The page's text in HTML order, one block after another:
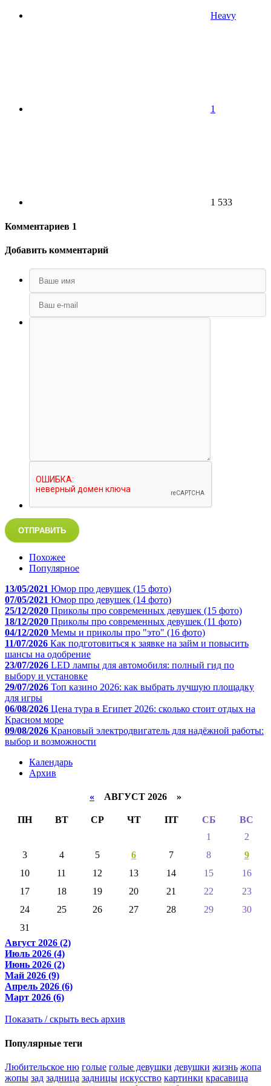
Heavy
1
1 533
Комментариев 1
Добавить комментарий
ОТПРАВИТЬ
Похожее
Популярное
13/05/2021 Юмор про девушек (15 фото)
07/05/2021 Юмор про девушек (14 фото)
25/12/2020 Приколы про современных девушек (15 фото)
18/12/2020 Приколы про современных девушек (11 фото)
04/12/2020 Мемы и приколы про "это" (16 фото)
11/07/2026 Как подготовиться к заявке на займ и повысить
шансы на одобрение
23/07/2026 LED лампы для автомобиля: полный гид по
выбору и установке
29/07/2026 Топ казино 2026: как выбрать лучшую площадку
для игры
06/08/2026 Цена тура в Египет 2026: сколько стоит отдых на
Красном море
09/08/2026 Крановый электродвигатель для надёжной работы:
выбор и возможности
Календарь
Архив
« АВГУСТ 2026 »
ПН ВТ СР ЧТ ПТ СБ
ВС
1
2
3
4 5 6 7 8
9
10
11 12 13 14 15
16
17
18 19 20 21 22
23
24
25 26 27 28 29
30
31
Август 2026 (2)
Июль 2026 (4)
Июнь 2026 (2)
Май 2026 (9)
Апрель 2026 (6)
Март 2026 (6)
Показать / скрыть весь архив
Популярные теги
Любительское ню голые голые девушки девушки жизнь жопа
жопы зад задница задницы искусство картинки красавица